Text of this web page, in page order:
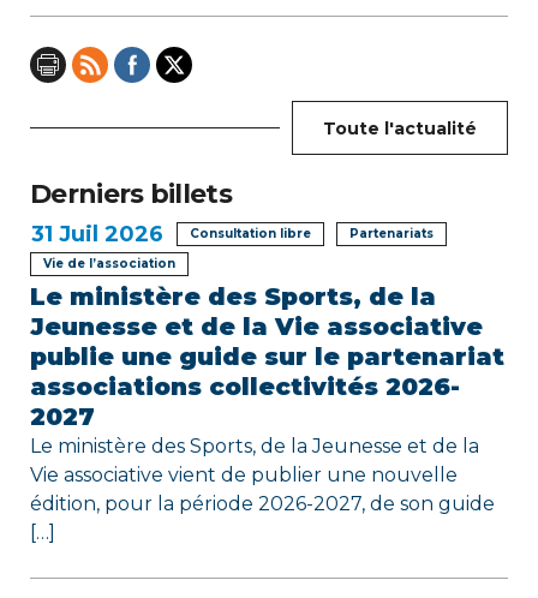
o
n
d
e
l
’
a
r
t
i
c
l
Toute l'actualité
Derniers billets
31 Juil 2026 Consultation libre
Partenariats
Vie de l’association
Le ministère des Sports, de la
Jeunesse et de la Vie associative
publie une guide sur le partenariat
associations collectivités 2026-
2027
Le ministère des Sports, de la Jeunesse et de la
Vie associative vient de publier une nouvelle
édition, pour la période 2026-2027, de son guide
[…]